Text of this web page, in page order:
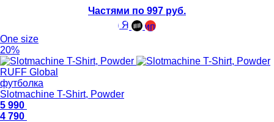
Частями по 997 руб.
One size
20%
RUFF Global
футболка
Slotmachine T-Shirt, Powder
5 990
4 790